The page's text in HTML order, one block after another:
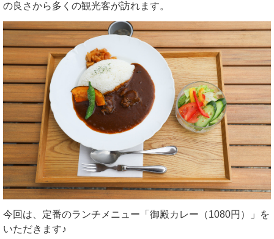
の良さから多くの観光客が訪れます。
今回は、定番のランチメニュー「御殿カレー（1080円）」を
いただきます♪